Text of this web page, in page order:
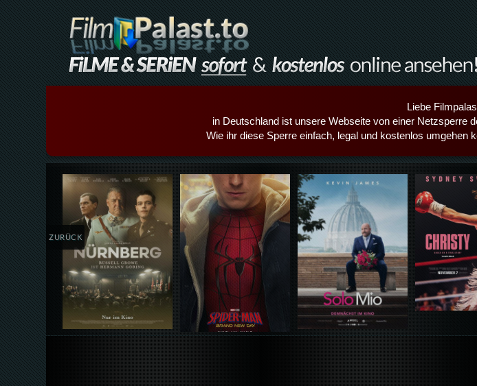
Liebe
in Deutschland ist unsere Webseite von einer Netzsperre
Wie ihr diese Sperre einfach, legal und kostenlos umgehen
Details,Play Details,Play Details,Play
ZURÜCK